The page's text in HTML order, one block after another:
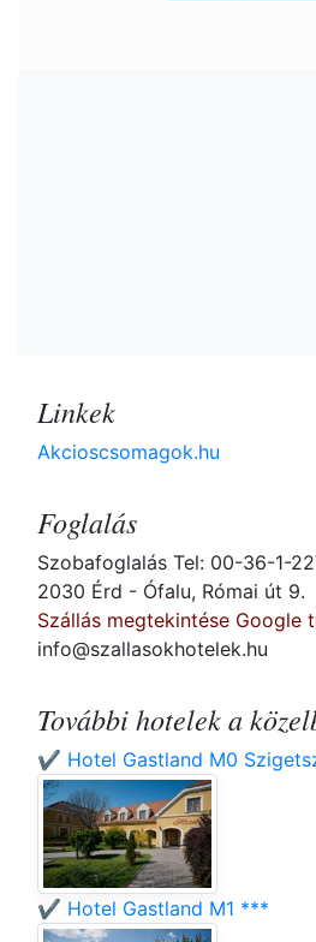
Linkek
Akcioscsomagok.hu
Foglalás
Szobafoglalás Tel: 00-36-1-
2030 Érd - Ófalu, Római út 9.
Szállás megtekintése Google
info@szallasokhotelek.hu
További hotelek a
✔️ Hotel Gastland M0
✔️ Hotel Gastland M1 ***